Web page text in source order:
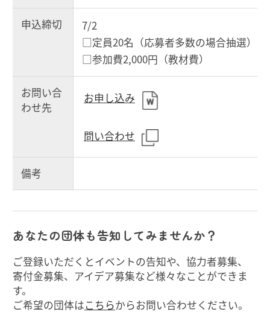
申込締切
7/2
□定員20名（応募者多数の場合抽選）
□参加費2,000円（教材費）
お問い合
わせ先
お申し込み
問い合わせ
備考
あなたの団体も告知してみませんか？
ご登録いただくとイベントの告知や、協力者募集、
寄付金募集、アイデア募集など様々なことができま
す。
ご希望の団体はこちらからお問い合わせください。